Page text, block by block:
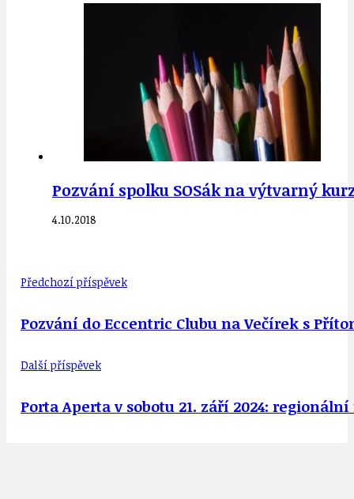
Pozvání spolku SOSák na výtvarný
4.10.2018
Předchozí příspěvek
Pozvání do Eccentric Clubu na Večírek s
Další příspěvek
Porta Aperta v sobotu 21. září 2024: